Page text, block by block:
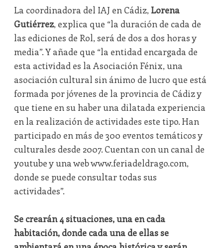
La coordinadora del IAJ en Cádiz, Lorena
Gutiérrez, explica que “la duración de cada de
las ediciones de Rol, será de dos a dos horas y
media”. Y añade que “la entidad encargada de
esta actividad es la Asociación Fénix, una
asociación cultural sin ánimo de lucro que está
formada por jóvenes de la provincia de Cádiz y
que tiene en su haber una dilatada experiencia
en la realización de actividades este tipo. Han
participado en más de 300 eventos temáticos y
culturales desde 2007. Cuentan con un canal de
youtube y una web www.feriadeldrago.com,
donde se puede consultar todas sus
actividades”.
Se crearán 4 situaciones, una en cada
habitación, donde cada una de ellas se